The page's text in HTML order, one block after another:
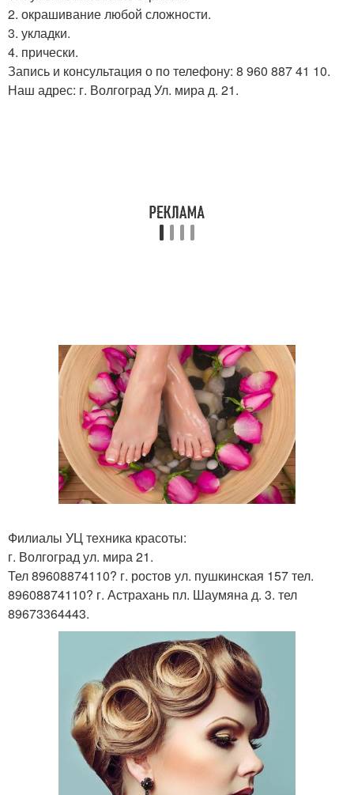
2. окрашивание любой сложности.
3. укладки.
4. прически.
Запись и консультация о по телефону: 8 960 887 41 10.
Наш адрес: г. Волгоград Ул. мира д. 21.
Филиалы УЦ техника красоты:
г. Волгоград ул. мира 21.
Тел 89608874110? г. ростов ул. пушкинская 157 тел.
89608874110? г. Астрахань пл. Шаумяна д. 3. тел
89673364443.